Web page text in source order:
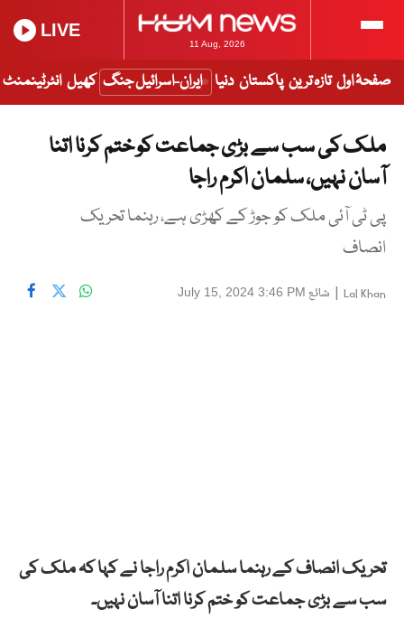
11 Aug, 2026
LIVE
صفحۂ اول تازہ ترین پاکستان دنیا ایران-اسرائیل جنگ کھیل انٹرٹینمنٹ
ملک کی سب سے بڑی جماعت کو ختم کرنا اتنا
آسان نہیں، سلمان اکرم راجا
پی ٹی آئی ملک کو جوڑ کے کھڑی ہے، رہنما تحریک
انصاف
Lal Khan
| شائع July 15, 2024 3:46 PM
تحریک انصاف کے رہنما سلمان اکرم راجا نے کہا کہ ملک کی
سب سے بڑی جماعت کو ختم کرنا اتنا آسان نہیں۔